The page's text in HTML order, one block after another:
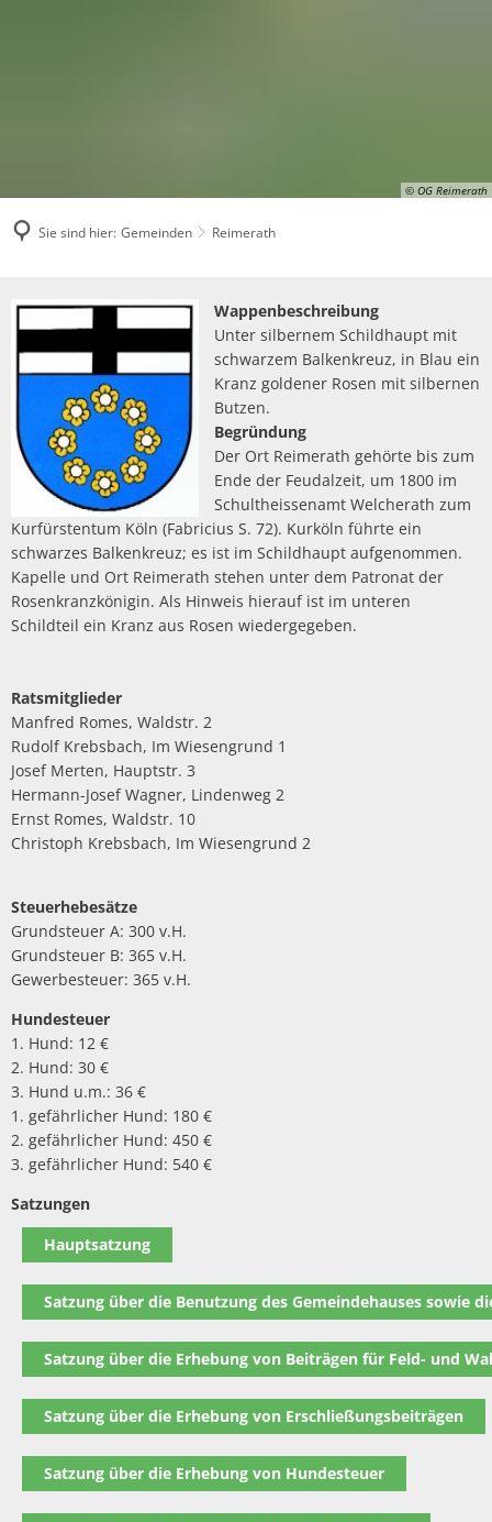
© OG Reimerath
Sie sind hier: Gemeinden Reimerath
Reimerath
Wappenbeschreibung
Unter silbernem Schildhaupt mit
schwarzem Balkenkreuz, in Blau ein
Kranz goldener Rosen mit silbernen
Butzen.
Begründung
Der Ort Reimerath gehörte bis zum
Ende der Feudalzeit, um 1800 im
Schultheissenamt Welcherath zum
Kurfürstentum Köln (Fabricius S. 72). Kurköln führte ein
schwarzes Balkenkreuz; es ist im Schildhaupt aufgenommen.
Kapelle und Ort Reimerath stehen unter dem Patronat der
Rosenkranzkönigin. Als Hinweis hierauf ist im unteren
Schildteil ein Kranz aus Rosen wiedergegeben.
Ratsmitglieder
Manfred Romes, Waldstr. 2
Rudolf Krebsbach, Im Wiesengrund 1
Josef Merten, Hauptstr. 3
Hermann-Josef Wagner, Lindenweg 2
Ernst Romes, Waldstr. 10
Christoph Krebsbach, Im Wiesengrund 2
Steuerhebesätze
Grundsteuer A: 300 v.H.
Grundsteuer B: 365 v.H.
Gewerbesteuer: 365 v.H.
Hundesteuer
1. Hund: 12 €
2. Hund: 30 €
3. Hund u.m.: 36 €
1. gefährlicher Hund: 180 €
2. gefährlicher Hund: 450 €
3. gefährlicher Hund: 540 €
Satzungen
Hauptsatzung
Satzung über die Benutzung des Gemeindehauses sowie
Satzung über die Erhebung von Beiträgen für Feld- und
Satzung über die Erhebung von Erschließungsbeiträgen
Satzung über die Erhebung von Hundesteuer